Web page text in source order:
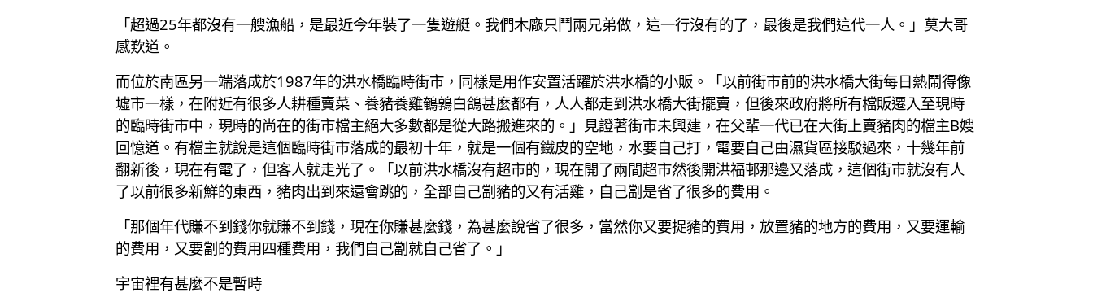
「超過25年都沒有一艘漁船，是最近今年裝了一隻遊艇。我們木廠只鬥兩兄弟做，這一行沒有的了，最後是我們這代一人。」莫大哥
感歎道。
而位於南區另一端落成於1987年的洪水橋臨時街市，同樣是用作安置活躍於洪水橋的小販。「以前街市前的洪水橋大街每日熱鬧得像
墟市一樣，在附近有很多人耕種賣菜、養豬養雞鵪鶉白鴿甚麼都有，人人都走到洪水橋大街擺賣，但後來政府將所有檔販遷入至現時
的臨時街市中，現時的尚在的街市檔主絕大多數都是從大路搬進來的。」見證著街市未興建，在父輩一代已在大街上賣豬肉的檔主B嫂
回憶道。有檔主就說是這個臨時街市落成的最初十年，就是一個有鐵皮的空地，水要自己打，電要自己由濕貨區接駁過來，十幾年前
翻新後，現在有電了，但客人就走光了。「以前洪水橋沒有超市的，現在開了兩間超市然後開洪福邨那邊又落成，這個街市就沒有人
了以前很多新鮮的東西，豬肉出到來還會跳的，全部自己劏豬的又有活雞，自己劏是省了很多的費用。
「那個年代賺不到錢你就賺不到錢，現在你賺甚麼錢，為甚麼說省了很多，當然你又要捉豬的費用，放置豬的地方的費用，又要運輸
的費用，又要劏的費用四種費用，我們自己劏就自己省了。」
宇宙裡有甚麼不是暫時